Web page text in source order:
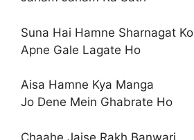
Suna Hai Hamne Sharnagat Ko
Apne Gale Lagate Ho
Aisa Hamne Kya Manga
Jo Dene Mein Ghabrate Ho
Chaahe Jaise Rakh Banwari